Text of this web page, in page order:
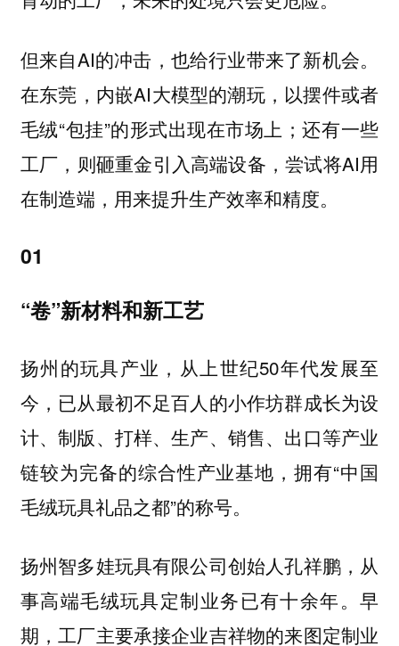
但来自AI的冲击，也给行业带来了新机会。
在东莞，内嵌AI大模型的潮玩，以摆件或者
毛绒“包挂”的形式出现在市场上；还有一些
工厂，则砸重金引入高端设备，尝试将AI用
在制造端，用来提升生产效率和精度。
01
“卷”新材料和新工艺
扬州的玩具产业，从上世纪50年代发展至
今，已从最初不足百人的小作坊群成长为设
计、制版、打样、生产、销售、出口等产业
链较为完备的综合性产业基地，拥有“中国
毛绒玩具礼品之都”的称号。
扬州智多娃玩具有限公司创始人孔祥鹏，从
事高端毛绒玩具定制业务已有十余年。早
期，工厂主要承接企业吉祥物的来图定制业